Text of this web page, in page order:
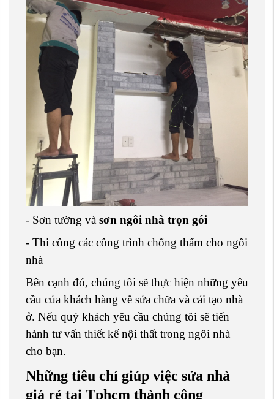
- Sơn tường và sơn ngôi nhà trọn gói
- Thi công các công trình chống thấm cho ngôi
nhà
Bên cạnh đó, chúng tôi sẽ thực hiện những yêu
cầu của khách hàng về sửa chữa và cải tạo nhà
ở. Nếu quý khách yêu cầu chúng tôi sẽ tiến
hành tư vấn thiết kế nội thất trong ngôi nhà
cho bạn.
Những tiêu chí giúp việc sửa nhà
giá rẻ tại Tphcm thành công